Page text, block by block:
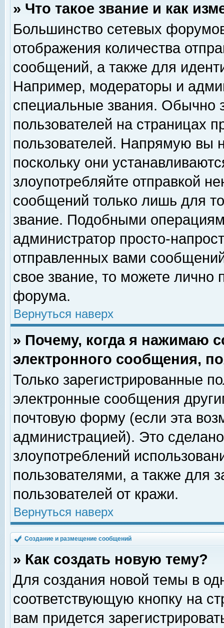
» Что такое звание и как
Большинство сетевых
отображения количества
сообщений, а также для
Например, модераторы и
специальные звания. Обычно
пользователей на страницах
пользователей. Напрямую вы
поскольку они
злоупотребляйте отправкой
сообщений только лишь для
звание. Подобными
администратор просто-
отправленных вами
свое звание, то можете лично
форума.
Вернуться наверх
» Почему, когда я нажимаю
электронного сообщения,
Только зарегистрированные
электронные сообщения
почтовую форму (если эта
администрацией). Это
злоупотреблений
пользователями, а также для
пользователей от кражи.
Вернуться наверх
Создание и размещение сообщений
» Как создать новую тему?
Для создания новой темы в
соответствующую кнопку на
вам придется